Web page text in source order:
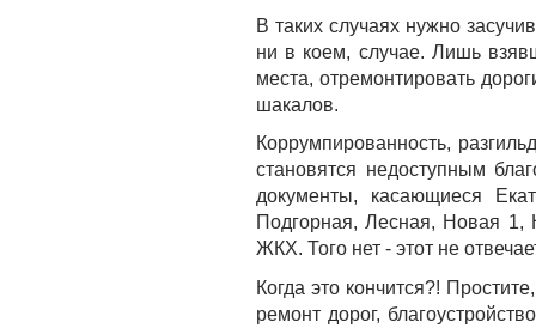
В таких случаях нужно
ни в коем, случае. Лишь
места, отремонтировать
шакалов.
Коррумпированность,
становятся недоступным
документы, касающиеся
Подгорная, Лесная, Новая 1,
ЖКХ. Того нет - этот не
Когда это кончится?!
ремонт дорог,